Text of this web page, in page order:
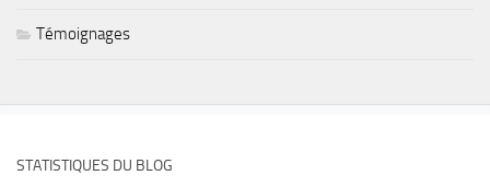
Témoignages
STATISTIQUES DU BLOG